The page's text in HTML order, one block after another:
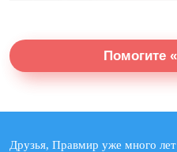
Помогите
Друзья, Правмир уже много